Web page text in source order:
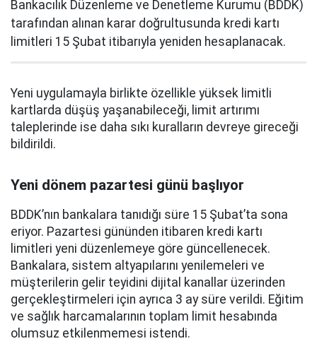
Bankacılık Düzenleme ve Denetleme Kurumu (BDDK)
tarafından alınan karar doğrultusunda kredi kartı
limitleri 15 Şubat itibarıyla yeniden hesaplanacak.
Yeni uygulamayla birlikte özellikle yüksek limitli
kartlarda düşüş yaşanabileceği, limit artırımı
taleplerinde ise daha sıkı kuralların devreye gireceği
bildirildi.
Yeni dönem pazartesi günü başlıyor
BDDK’nın bankalara tanıdığı süre 15 Şubat’ta sona
eriyor. Pazartesi gününden itibaren kredi kartı
limitleri yeni düzenlemeye göre güncellenecek.
Bankalara, sistem altyapılarını yenilemeleri ve
müşterilerin gelir teyidini dijital kanallar üzerinden
gerçekleştirmeleri için ayrıca 3 ay süre verildi. Eğitim
ve sağlık harcamalarının toplam limit hesabında
olumsuz etkilenmemesi istendi.